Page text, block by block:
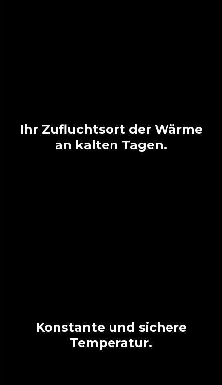
Ihr Zufluchtsort der Wärme
an kalten Tagen.
Konstante und sichere
Temperatur.